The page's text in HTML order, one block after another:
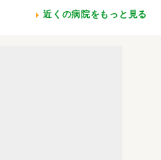
近くの病院をもっと見る